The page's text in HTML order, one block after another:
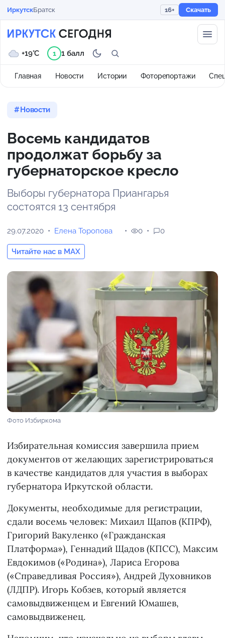
ИркутскБратск 16+ Скачать
Главная Новости Истории Фоторепортажи
+19°C 1 1 балл
Новости
Восемь кандидатов
продолжат борьбу за
губернаторское кресло
Выборы губернатора Приангарья
состоятся 13 сентября
29.07.2020 Елена Торопова
Читайте нас в MAX
0 0
Фото Избиркома
Избирательная комиссия завершила прием
документов от желающих зарегистрироваться
в качестве кандидатов для участия в выборах
губернатора Иркутской области.
Документы, необходимые для регистрации,
сдали восемь человек: Михаил Щапов (КПРФ),
Григорий Вакуленко («Гражданская
Платформа»), Геннадий Щадов (КПСС), Максим
Евдокимов («Родина»), Лариса Егорова
(«Справедливая Россия»), Андрей Духовников
(ЛДПР). Игорь Кобзев, который является
самовыдвиженцем и Евгений Юмашев,
самовыдвиженец.